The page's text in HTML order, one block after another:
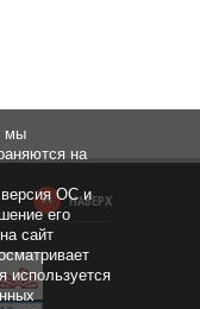
НАВЕРХ
мы
на
ОС и
его
сайт
используется